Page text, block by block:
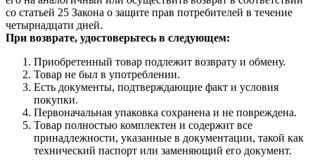
со статьей 25 Закона о защите прав потребителей в течение
четырнадцати дней.
При возврате, удостоверьтесь в следующем:
Приобретенный товар подлежит возврату и обмену.
Товар не был в употреблении.
Есть документы, подтверждающие факт и условия
покупки.
Первоначальная упаковка сохранена и не повреждена.
Товар полностью комплектен и содержит все
принадлежности, указанные в документации, такой как
технический паспорт или заменяющий его документ.